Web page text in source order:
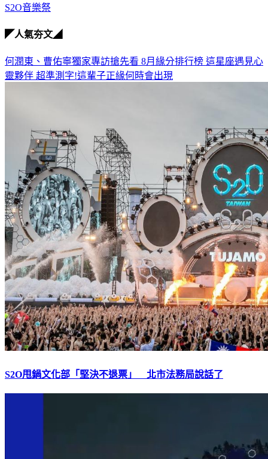
S2O音樂祭
◤人氣夯文◢
何潤東、曹佑寧獨家專訪搶先看 8月緣分排行榜 這星座遇見心
靈夥伴 超準測字!這輩子正緣何時會出現
S2O甩鍋文化部「堅決不退票」 北市法務局說話了